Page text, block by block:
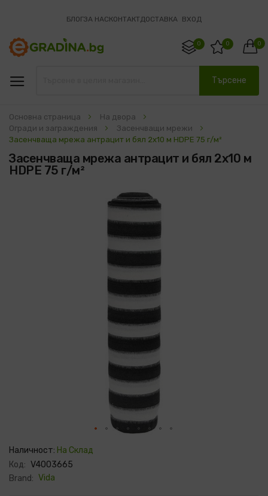
БЛОГЗА НАСКОНТАКТДОСТАВКА ВХОД
0
0 0
Търсене
Основна страница
На двора
Огради и заграждения
Засенчващи мрежи
Засенчваща мрежа антрацит и бял 2x10 м HDPE 75 г/м²
Засенчваща мрежа антрацит и бял 2x10 м
HDPE 75 г/м²
към
на
галерия
със
Наличност: На Склад
Код: V4003665
Brand: Vida